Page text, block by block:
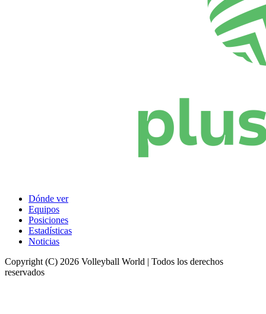
Dónde ver
Equipos
Posiciones
Estadísticas
Noticias
Copyright (C) 2026 Volleyball World | Todos los derechos
reservados